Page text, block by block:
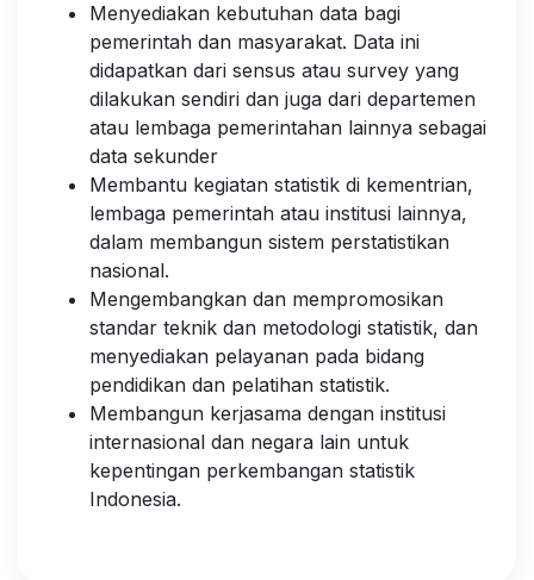
Menyediakan kebutuhan data bagi
pemerintah dan masyarakat. Data ini
didapatkan dari sensus atau survey yang
dilakukan sendiri dan juga dari departemen
atau lembaga pemerintahan lainnya sebagai
data sekunder
Membantu kegiatan statistik di kementrian,
lembaga pemerintah atau institusi lainnya,
dalam membangun sistem perstatistikan
nasional.
Mengembangkan dan mempromosikan
standar teknik dan metodologi statistik, dan
menyediakan pelayanan pada bidang
pendidikan dan pelatihan statistik.
Membangun kerjasama dengan institusi
internasional dan negara lain untuk
kepentingan perkembangan statistik
Indonesia.